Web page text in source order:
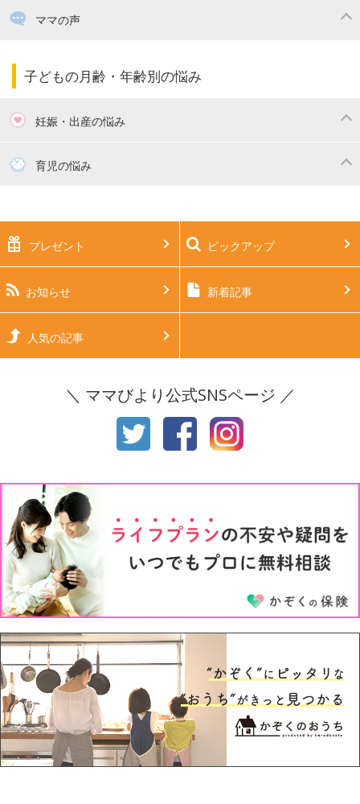
出産祝い・内祝い
住宅購入ママの声
子育てコラム
子どもの月齢・年齢別の悩み
妊娠・出産の悩み
妊活 育児の悩み
生後2ヶ月 生後3ヶ月
生後4ヶ月 生後5ヶ月
生後6ヶ月
生後11ヶ月
3才
5才 6才
プレゼント ピックアップ
お知らせ 新着記事
人気の記事
＼ ママびより公式SNSページ ／